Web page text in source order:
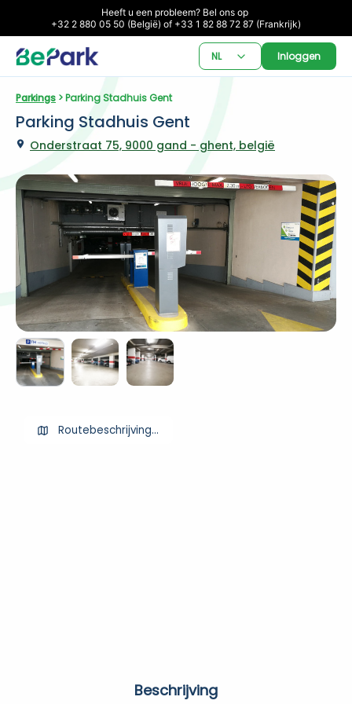
Heeft u een probleem? Bel ons op
+32 2 880 05 50 (België) of +33 1 82 88 72 87 (Frankrijk)
NL Inloggen
Parkings > Parking Stadhuis Gent
Parking Stadhuis Gent
Onderstraat 75, 9000 gand - ghent, belgië
Routebeschrijving ophalen
Beschrijving